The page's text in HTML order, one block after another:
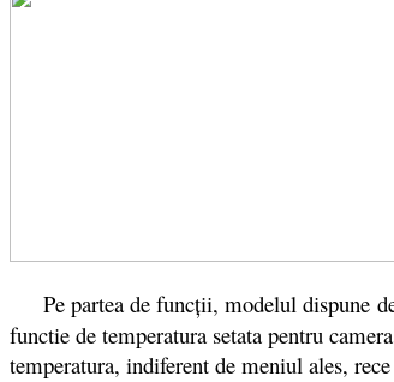
Pe partea de funcții, modelul dispune
functie de temperatura setata pentru
temperatura, indiferent de meniul ales,